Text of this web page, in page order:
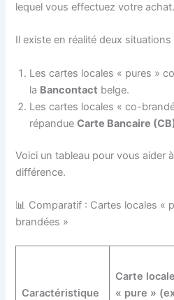
lequel vous effectuez votre achat.
Il existe en réalité deux
Les cartes locales « pures »
la Bancontact belge.
Les cartes locales « co-
répandueCarte Bancaire
Voici un tableau pour vous aider
différence.
📊 Comparatif : Cartes locales «
brandées »
Caractéristique
Carte locale
« pure »